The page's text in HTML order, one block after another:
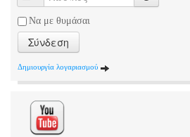
Να με θυμάσαι
Σύνδεση
Δημιουργία λογαριασμού